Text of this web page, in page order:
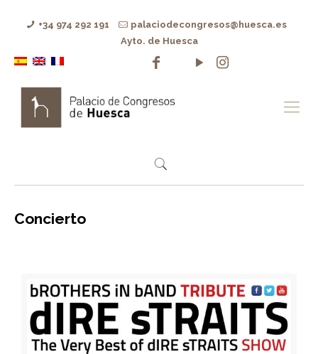
+34 974 292 191
palaciodecongresos@huesca.es
Ayto. de Huesca
Concierto